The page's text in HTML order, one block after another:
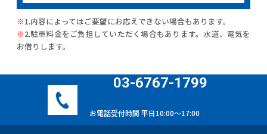
※1.内容によってはご要望にお応えできない場合もあります。
※2.駐車料金をご負担していただく場合もあります。水道、電気を
お借りします。
03-6767-1799
お電話受付時間 平日10:00〜17:00